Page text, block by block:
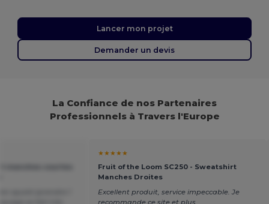
Lancer mon projet
Demander un devis
La Confiance de nos Partenaires
Professionnels à Travers l'Europe
★★★★★
Fruit of the Loom SC250 - Sweatshirt
Manches Droites
Excellent produit, service impeccable. Je
recommande ce site et plus